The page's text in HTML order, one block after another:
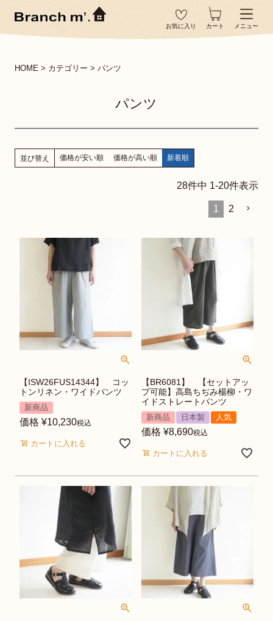
お気に入り カート メニュー
HOME カテゴリー パンツ
パンツ
並び替え 価格が安い順 価格が高い順 新着順
28件中 1-20件表示
1 2
【ISW26FUS14344】 コッ
トンリネン・ワイドパンツ
新商品
価格 ¥10,230税込
カートに入れる
【BR6081】 【セットアッ
プ可能】高島ちぢみ楊柳・ワ
イドストレートパンツ
新商品 日本製 人気
価格 ¥8,690税込
カートに入れる